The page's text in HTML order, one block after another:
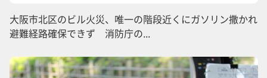
大阪市北区のビル火災、唯一の階段近くにガソリン撒かれ
避難経路確保できず 消防庁の...